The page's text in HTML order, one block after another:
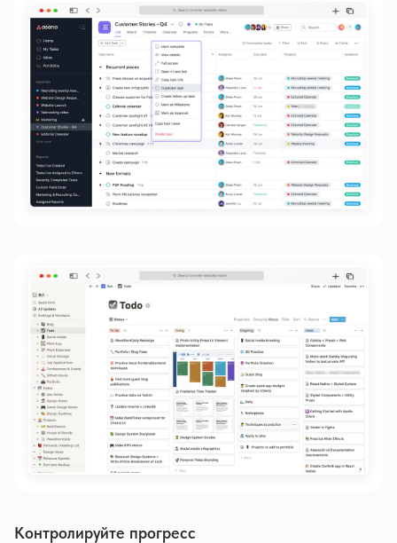
Контролируйте прогресс